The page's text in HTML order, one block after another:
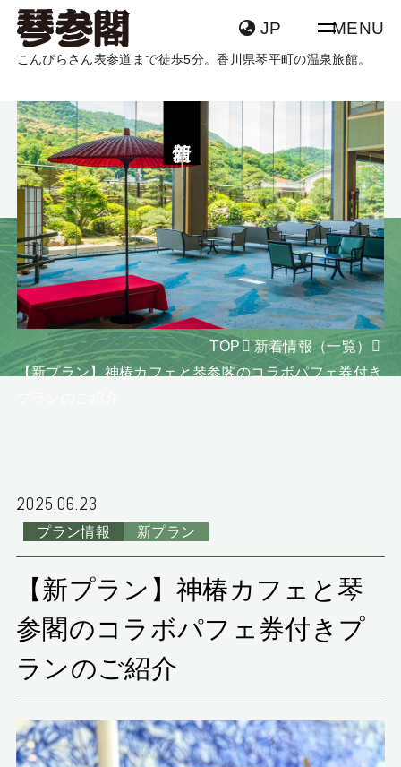
JP MENU
こんぴらさん表参道まで徒歩5分。香川県琴平町の温泉旅館。
TOP
新着情報（一覧）
【新プラン】神椿カフェと琴参閣のコラボパフェ券付き
2025.06.23
プラン情報 新プラン
【新プラン】神椿カフェと琴
参閣のコラボパフェ券付きプ
ランのご紹介
TOP
温泉 団体・グループ
館内案内 アクセス
新着情報 よくあるご質問
SDGsについて
食物アレルギーを
お持ちの方へ
食物アレルギーを
宿泊プラン一覧
ご予約・お問合せ 0877-75-1000
宿泊 飛行機 + 宿泊
宿泊日
日付未定
泊数 部屋数
室
大人
名
プラン一覧
ご予約変更・確認・キャンセル